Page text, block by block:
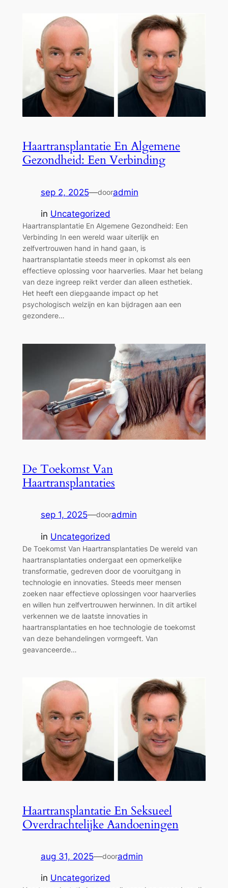
Haartransplantatie En Algemene
Gezondheid: Een Verbinding
sep 2, 2025—dooradmin
in Uncategorized
Haartransplantatie En Algemene Gezondheid: Een
Verbinding In een wereld waar uiterlijk en
zelfvertrouwen hand in hand gaan, is
haartransplantatie steeds meer in opkomst als een
effectieve oplossing voor haarverlies. Maar het belang
van deze ingreep reikt verder dan alleen esthetiek.
Het heeft een diepgaande impact op het
psychologisch welzijn en kan bijdragen aan een
gezondere…
De Toekomst Van
Haartransplantaties
sep 1, 2025—dooradmin
in Uncategorized
De Toekomst Van Haartransplantaties De wereld van
haartransplantaties ondergaat een opmerkelijke
transformatie, gedreven door de vooruitgang in
technologie en innovaties. Steeds meer mensen
zoeken naar effectieve oplossingen voor haarverlies
en willen hun zelfvertrouwen herwinnen. In dit artikel
verkennen we de laatste innovaties in
haartransplantaties en hoe technologie de toekomst
van deze behandelingen vormgeeft. Van
geavanceerde…
Haartransplantatie En Seksueel
Overdrachtelijke Aandoeningen
aug 31, 2025—dooradmin
in Uncategorized